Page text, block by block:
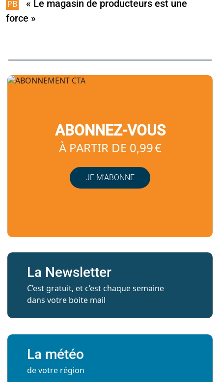
« Le magasin de producteurs est une
force »
ABONNEZ-VOUS
À PARTIR DE 0,99 €
JE M’ABONNE
La Newsletter
C’est gratuit, et c’est chaque semaine
dans votre boite mail
La météo
de votre région